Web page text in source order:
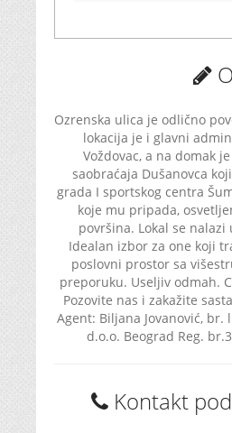
Ozrenska ulica je odlično
lokacija je i glavni
Voždovac, a na domak
saobraćaja Dušanovca
grada I sportskog centra
koje mu pripada,
površina. Lokal se
Idealan izbor za one koji
poslovni prostor sa
preporuku. Useljiv odmah.
Pozovite nas i zakažite
Agent: Biljana Jovanović, br.
d.o.o. Beograd Reg.
Kontakt